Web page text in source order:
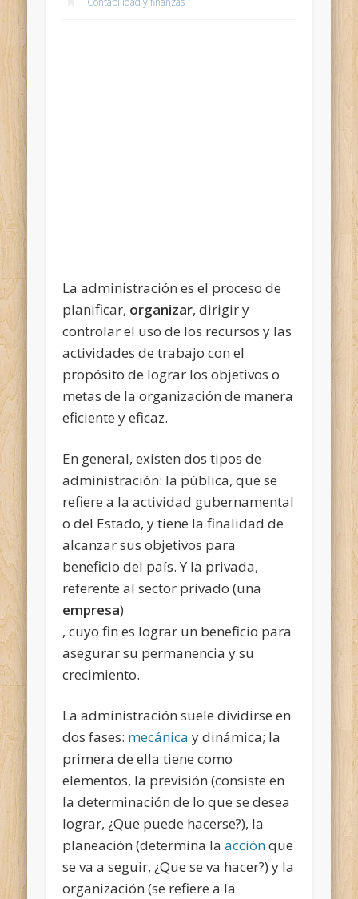
La administración es el proceso de
planificar, organizar, dirigir y
controlar el uso de los recursos y las
actividades de trabajo con el
propósito de lograr los objetivos o
metas de la organización de manera
eficiente y eficaz.
En general, existen dos tipos de
administración: la pública, que se
refiere a la actividad gubernamental
o del Estado, y tiene la finalidad de
alcanzar sus objetivos para
beneficio del país. Y la privada,
referente al sector privado (una
empresa)
, cuyo fin es lograr un beneficio para
asegurar su permanencia y su
crecimiento.
La administración suele dividirse en
dos fases: mecánica y dinámica; la
primera de ella tiene como
elementos, la previsión (consiste en
la determinación de lo que se desea
lograr, ¿Que puede hacerse?), la
planeación (determina laacciónque
se va a seguir, ¿Que se va hacer?) y la
organización (se refiere a la